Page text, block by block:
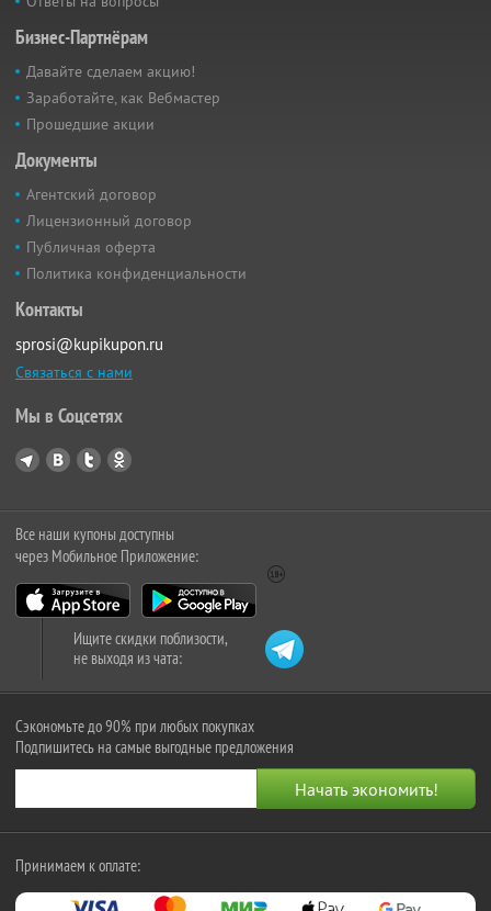
Бизнес-Партнёрам
Давайте сделаем акцию!
Заработайте, как Вебмастер
Прошедшие акции
Документы
Агентский договор
Лицензионный договор
Публичная оферта
Политика конфиденциальности
Контакты
sprosi@kupikupon.ru
Связаться с нами
Мы в Соцсетях
Все наши купоны доступны
через Мобильное Приложение:
Ищите скидки поблизости,
не выходя из чата:
Сэкономьте до 90% при любых покупках
Подпишитесь на самые выгодные предложения
Принимаем к оплате: